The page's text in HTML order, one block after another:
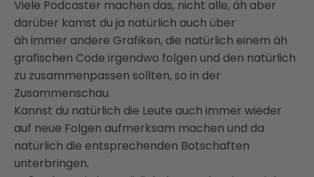
Viele Podcaster machen das, nicht alle, äh aber
darüber kamst du ja natürlich auch über
äh immer andere Grafiken, die natürlich einem äh
grafischen Code irgendwo folgen und den natürlich
zu zusammenpassen sollten, so in der
Zusammenschau.
Kannst du natürlich die Leute auch immer wieder
auf neue Folgen aufmerksam machen und da
natürlich die entsprechenden Botschaften
unterbringen.